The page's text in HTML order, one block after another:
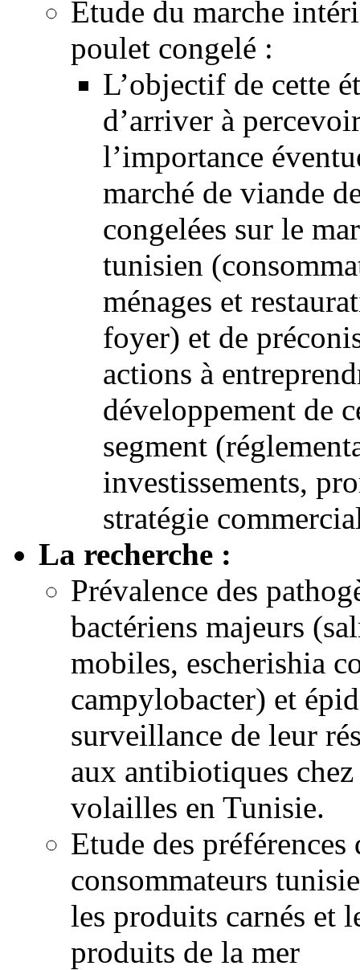
Etude du marche
poulet congelé :
L’objectif de cette
d’arriver à
l’importance
marché de viande
congelées sur le
tunisien
ménages et
foyer) et de
actions à
développement de
segment
investissements,
stratégie
La recherche :
Prévalence des
bactériens majeurs
mobiles, escherishia
campylobacter) et
surveillance de leur
aux antibiotiques chez
volailles en Tunisie.
Etude des préférences
consommateurs
les produits carnés et
produits de la mer